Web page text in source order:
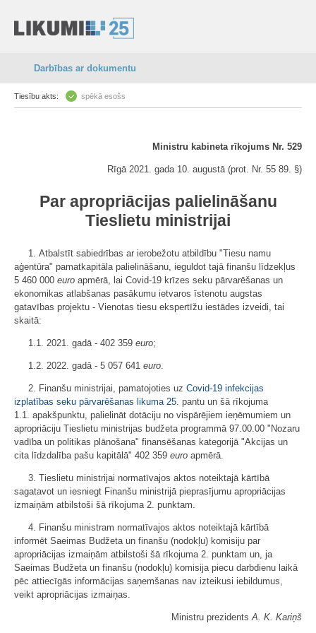
Darbības ar dokumentu
Tiesību akts: spēkā esošs
Ministru kabineta rīkojums Nr. 529
Rīgā 2021. gada 10. augustā (prot. Nr. 55 89. §)
Par apropriācijas palielināšanu
Tieslietu ministrijai
1. Atbalstīt sabiedrības ar ierobežotu atbildību "Tiesu namu
aģentūra" pamatkapitāla palielināšanu, ieguldot tajā finanšu līdzekļus
5 460 000 euro apmērā, lai Covid-19 krīzes seku pārvarēšanas un
ekonomikas atlabšanas pasākumu ietvaros īstenotu augstas
gatavības projektu - Vienotas tiesu ekspertīžu iestādes izveidi, tai
skaitā:
1.1. 2021. gadā - 402 359 euro;
1.2. 2022. gadā - 5 057 641 euro.
2. Finanšu ministrijai, pamatojoties uz Covid-19 infekcijas
izplatības seku pārvarēšanas likuma 25. pantu un šā rīkojuma
1.1. apakšpunktu, palielināt dotāciju no vispārējiem ieņēmumiem un
apropriāciju Tieslietu ministrijas budžeta programmā 97.00.00 "Nozaru
vadība un politikas plānošana" finansēšanas kategorijā "Akcijas un
cita līdzdalība pašu kapitālā" 402 359 euro apmērā.
3. Tieslietu ministrijai normatīvajos aktos noteiktajā kārtībā
sagatavot un iesniegt Finanšu ministrijā pieprasījumu apropriācijas
izmaiņām atbilstoši šā rīkojuma 2. punktam.
4. Finanšu ministram normatīvajos aktos noteiktajā kārtībā
informēt Saeimas Budžeta un finanšu (nodokļu) komisiju par
apropriācijas izmaiņām atbilstoši šā rīkojuma 2. punktam un, ja
Saeimas Budžeta un finanšu (nodokļu) komisija piecu darbdienu laikā
pēc attiecīgās informācijas saņemšanas nav izteikusi iebildumus,
veikt apropriācijas izmaiņas.
Ministru prezidentsA. K. Kariņš